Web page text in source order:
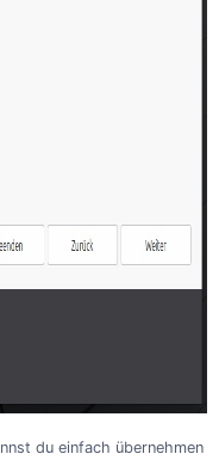
du einfach übernehmen